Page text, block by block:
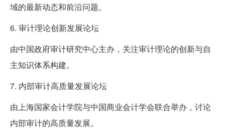
域的最新动态和前沿问题。
6. 审计理论创新发展论坛
由中国政府审计研究中心主办，关注审计理论的创新与自
主知识体系构建。
7. 内部审计高质量发展论坛
由上海国家会计学院与中国商业会计学会联合举办，讨论
内部审计的高质量发展。